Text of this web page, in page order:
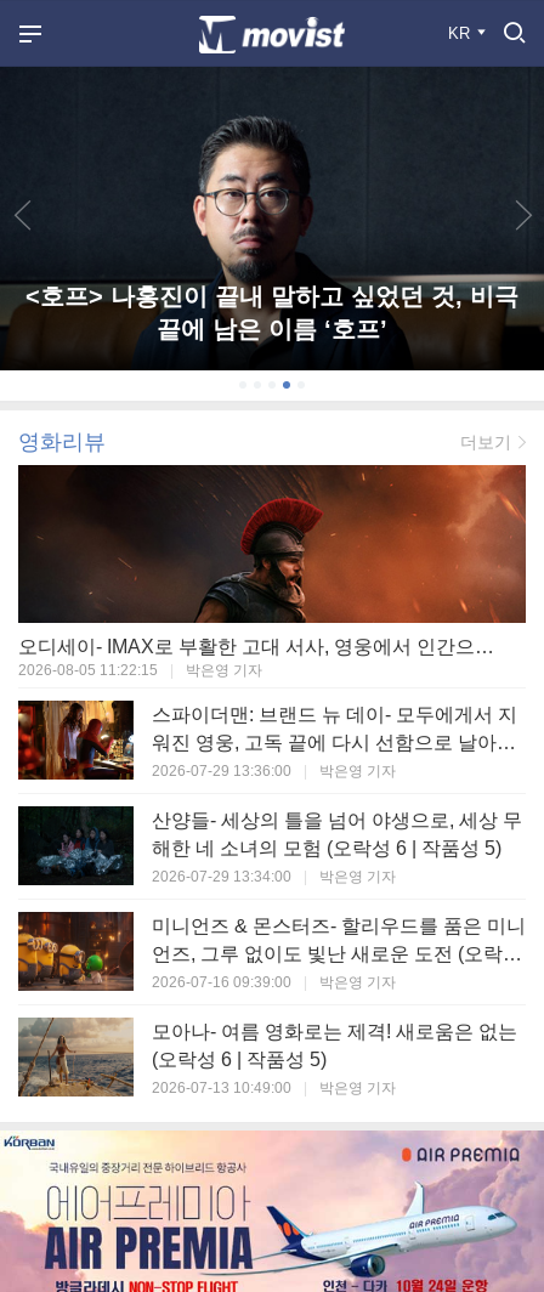
KR
<호프> 나홍진이 끝내 말하고 싶었던 것, 비극
끝에 남은 이름 ‘호프’
영화리뷰 더보기
오디세이- IMAX로 부활한 고대 서사, 영웅에서 인간으로의 귀환 (오락성 9 | 작품성 9)
2026-08-05 11:22:15 박은영 기자
스파이더맨: 브랜드 뉴 데이- 모두에게서 지
워진 영웅, 고독 끝에 다시 선함으로 날아오
르다 (오락성 8 | 작품성 8)
2026-07-29 13:36:00 박은영 기자
산양들- 세상의 틀을 넘어 야생으로, 세상 무
해한 네 소녀의 모험 (오락성 6 | 작품성 5)
2026-07-29 13:34:00 박은영 기자
미니언즈 & 몬스터즈- 할리우드를 품은 미니
언즈, 그루 없이도 빛난 새로운 도전 (오락성
7 | 작품성 6)
2026-07-16 09:39:00 박은영 기자
모아나- 여름 영화로는 제격! 새로움은 없는
(오락성 6 | 작품성 5)
2026-07-13 10:49:00 박은영 기자